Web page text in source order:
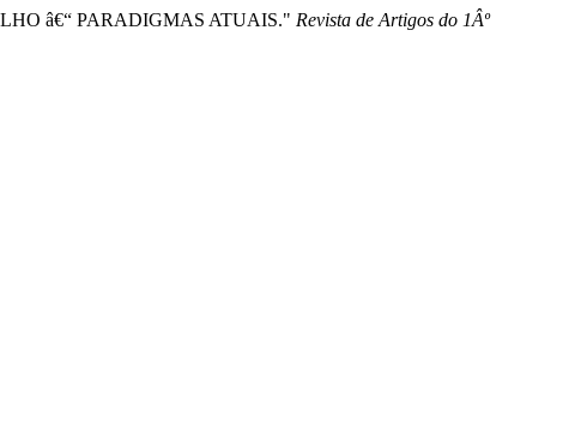
â€“ PARADIGMAS ATUAIS." Revista de Artigos do 1Âº